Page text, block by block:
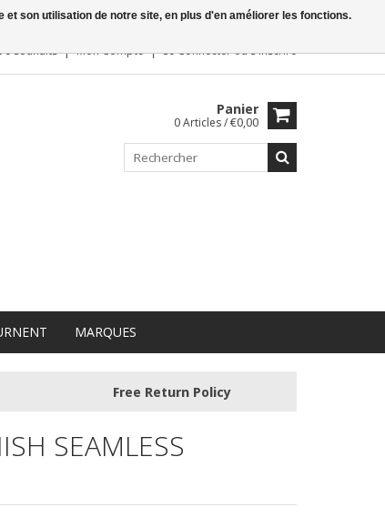
Souhaits Mon Compte Se ConnecterouS'inscrire
Panier
0 Articles / €0,00
MARQUES
Free Return Policy
SEAMLESS
son utilisation de notre site, en plus d'en améliorer les fonctions.